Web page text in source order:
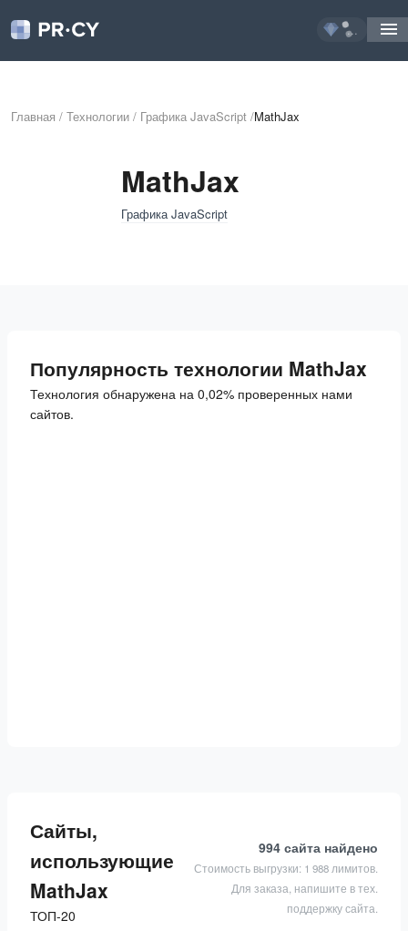
...
Главная / Технологии / Графика JavaScript /MathJax
MathJax
Графика JavaScript
Популярность технологии MathJax
Технология обнаружена на 0,02% проверенных нами
сайтов.
Сайты,
использующие
MathJax
ТОП-20
994 сайта найдено
Стоимость выгрузки: 1 988 лимитов.
Для заказа, напишите в тех.
поддержку сайта.